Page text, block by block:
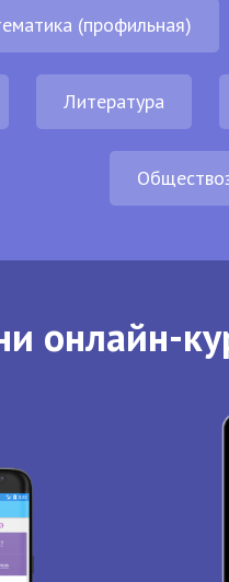
(профильная)
Литература
онлайн-